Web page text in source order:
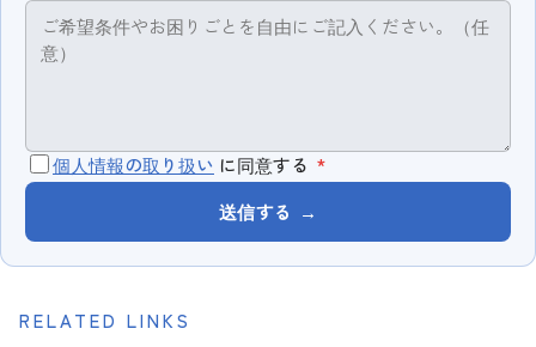
個人情報の取り扱い に同意する *
送信する →
RELATED LINKS